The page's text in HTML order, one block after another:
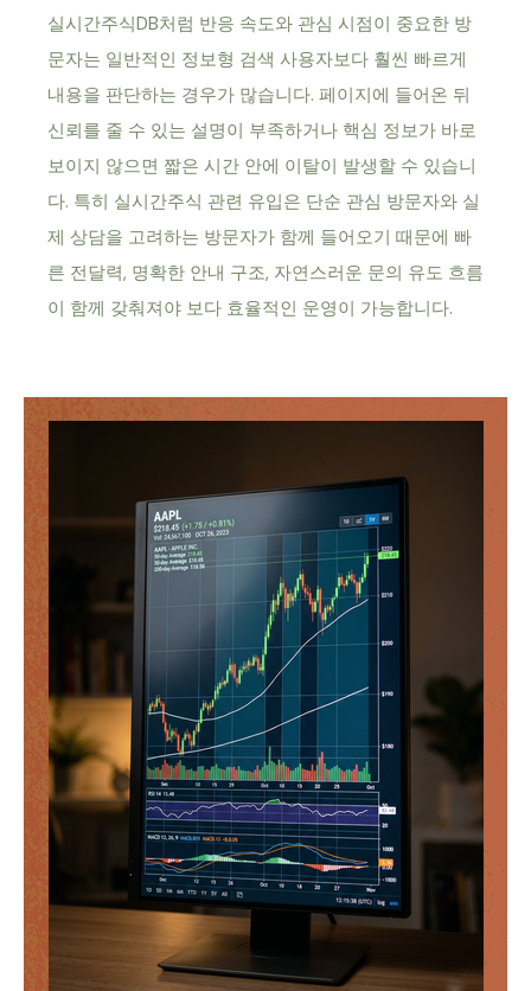
실시간주식DB처럼 반응 속도와 관심 시점이 중요한 방
문자는 일반적인 정보형 검색 사용자보다 훨씬 빠르게
내용을 판단하는 경우가 많습니다. 페이지에 들어온 뒤
신뢰를 줄 수 있는 설명이 부족하거나 핵심 정보가 바로
보이지 않으면 짧은 시간 안에 이탈이 발생할 수 있습니
다. 특히 실시간주식 관련 유입은 단순 관심 방문자와 실
제 상담을 고려하는 방문자가 함께 들어오기 때문에 빠
른 전달력, 명확한 안내 구조, 자연스러운 문의 유도 흐름
이 함께 갖춰져야 보다 효율적인 운영이 가능합니다.